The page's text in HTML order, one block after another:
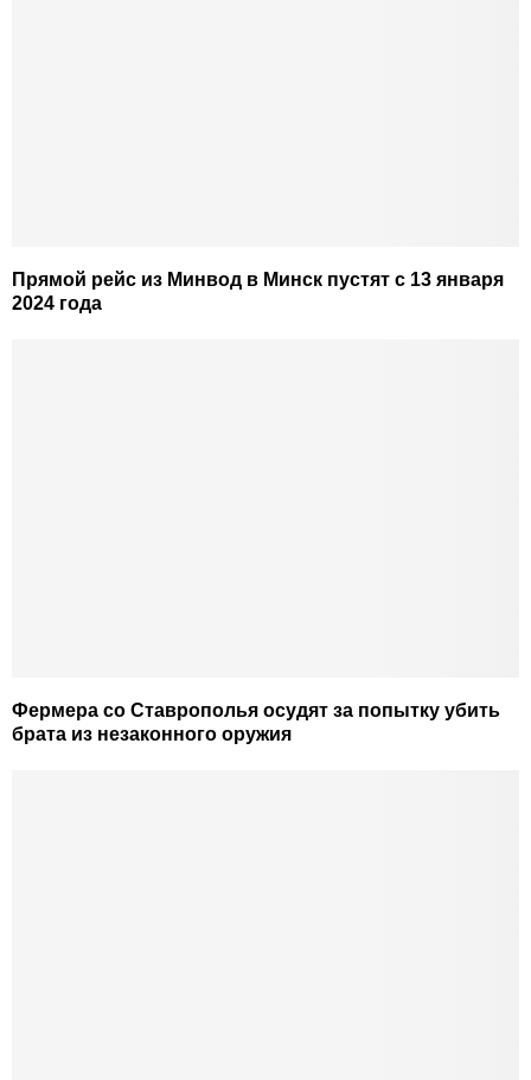
Прямой рейс из Минвод в Минск пустят с 13 января
2024 года
Фермера со Ставрополья осудят за попытку убить
брата из незаконного оружия